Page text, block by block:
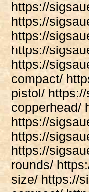
https://
https://
https://
https://
https://
compact/
pistol/
copperhead/
https://
https://
https://
rounds/
size/ https://